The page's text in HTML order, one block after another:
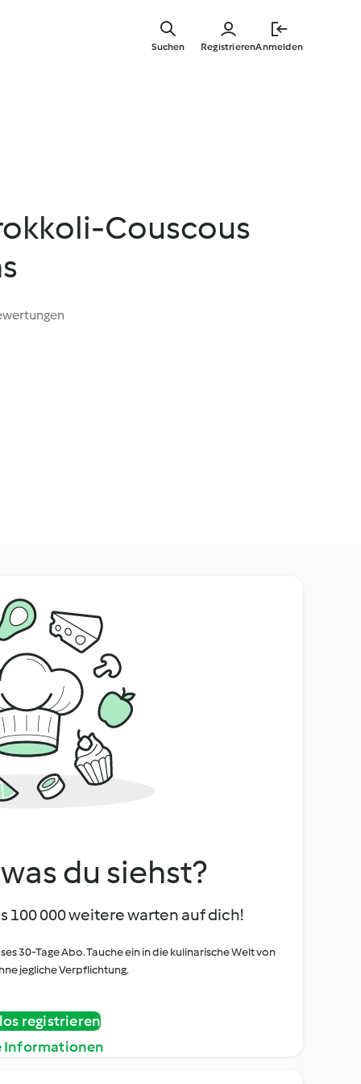
springen
RegistrierenAnmelden
Suchen
Couscous
du siehst?
100 000 weitere warten auf dich!
30-Tage Abo. Tauche ein in die kulinarische Welt von
jegliche Verpflichtung.
registrieren
Informationen